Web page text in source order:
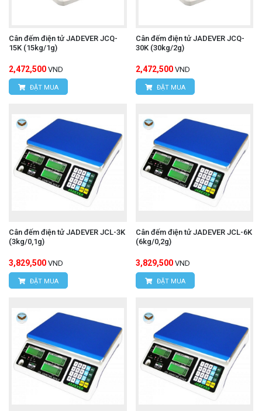
Cân đếm điện tử JADEVER JCQ-
15K (15kg/1g)
2,472,500 VND
ĐẶT MUA
Cân đếm điện tử JADEVER JCQ-
30K (30kg/2g)
2,472,500 VND
ĐẶT MUA
Cân đếm điện tử JADEVER JCL-3K
(3kg/0,1g)
3,829,500 VND
ĐẶT MUA
Cân đếm điện tử JADEVER JCL-6K
(6kg/0,2g)
3,829,500 VND
ĐẶT MUA